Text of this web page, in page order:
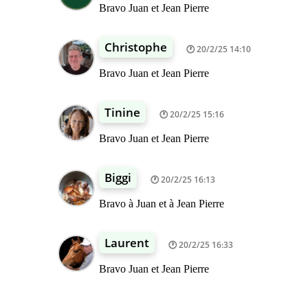
Bravo Juan et Jean Pierre
Christophe 20/2/25 14:10
Bravo Juan et Jean Pierre
Tinine 20/2/25 15:16
Bravo Juan et Jean Pierre
Biggi 20/2/25 16:13
Bravo à Juan et à Jean Pierre
Laurent 20/2/25 16:33
Bravo Juan et Jean Pierre